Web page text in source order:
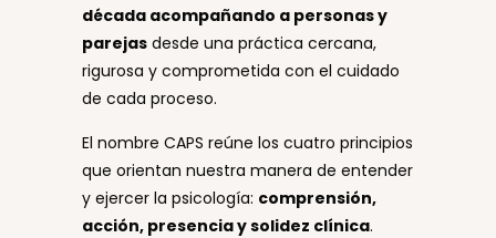
década acompañando a personas y
parejas desde una práctica cercana,
rigurosa y comprometida con el cuidado
de cada proceso.
El nombre CAPS reúne los cuatro principios
que orientan nuestra manera de entender
y ejercer la psicología: comprensión,
acción, presencia y solidez clínica.